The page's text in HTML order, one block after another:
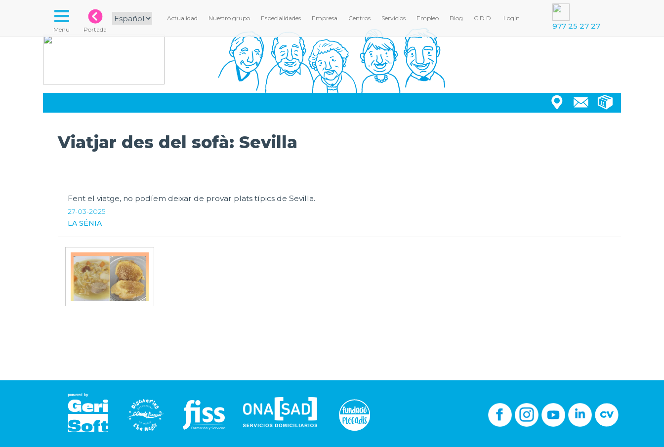
Actualidad Nuestro grupo Especialidades Empresa Centros Servicios Empleo Blog C.D.D. Login
977 25 27 27
Menu Portada
Viatjar des del sofà: Sevilla
Fent el viatge, no podíem deixar de provar plats típics de Sevilla.
27-03-2025
LA SÉNIA